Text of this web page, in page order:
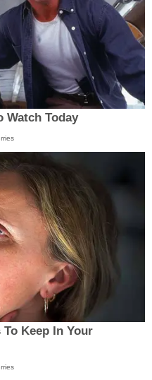
Watch Today
Keep In Your